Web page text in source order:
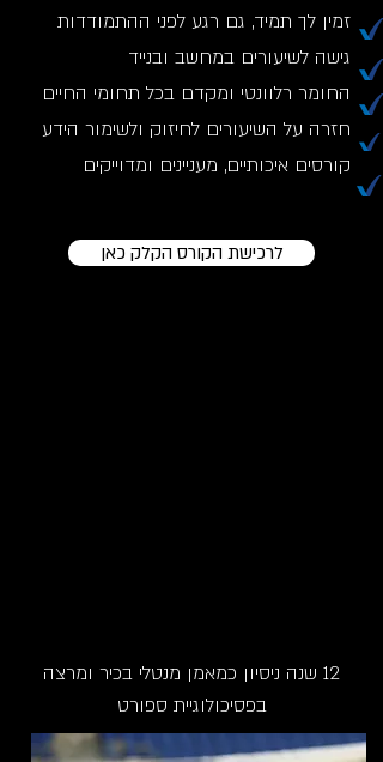
זמין לך תמיד, גם רגע לפני ההתמודדות
גישה לשיעורים במחשב ובנייד
החומר רלוונטי ומקדם בכל תחומי החיים
חזרה על השיעורים לחיזוק ולשימור הידע
קורסים איכותיים, מעניינים ומדוייקים
לרכישת הקורס הקלק כאן
12 שנה ניסיון כמאמן מנטלי בכיר ומרצה
בפסיכולוגיית ספורט